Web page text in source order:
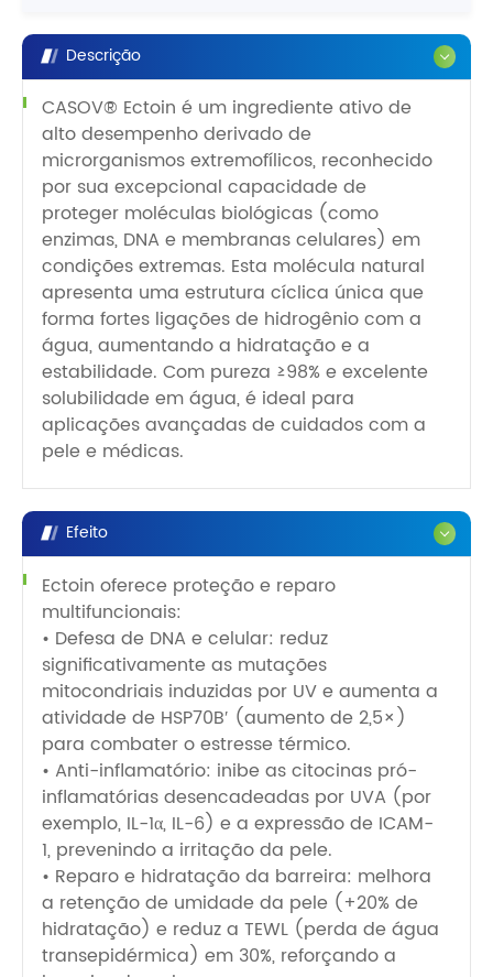
Descrição
CASOV® Ectoin é um ingrediente ativo de
alto desempenho derivado de
microrganismos extremofílicos, reconhecido
por sua excepcional capacidade de
proteger moléculas biológicas (como
enzimas, DNA e membranas celulares) em
condições extremas. Esta molécula natural
apresenta uma estrutura cíclica única que
forma fortes ligações de hidrogênio com a
água, aumentando a hidratação e a
estabilidade. Com pureza ≥98% e excelente
solubilidade em água, é ideal para
aplicações avançadas de cuidados com a
pele e médicas.
Efeito
Ectoin oferece proteção e reparo
multifuncionais:
• Defesa de DNA e celular: reduz
significativamente as mutações
mitocondriais induzidas por UV e aumenta a
atividade de HSP70B′ (aumento de 2,5×)
para combater o estresse térmico.
• Anti-inflamatório: inibe as citocinas pró-
inflamatórias desencadeadas por UVA (por
exemplo, IL-1α, IL-6) e a expressão de ICAM-
1, prevenindo a irritação da pele.
• Reparo e hidratação da barreira: melhora
a retenção de umidade da pele (+20% de
hidratação) e reduz a TEWL (perda de água
transepidérmica) em 30%, reforçando a